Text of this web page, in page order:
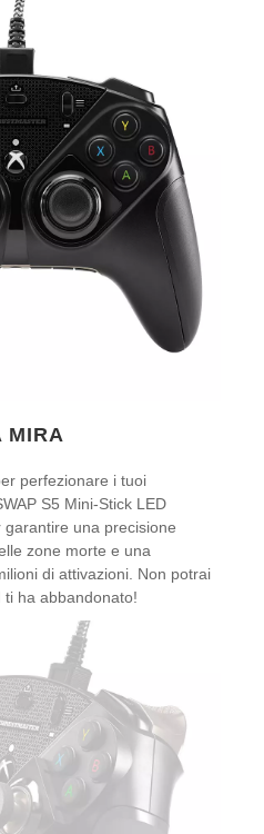
MIRA
perfezionare i tuoi
S5 Mini-Stick LED
una precisione
zone morte e una
di attivazioni. Non potrai
ha abbandonato!